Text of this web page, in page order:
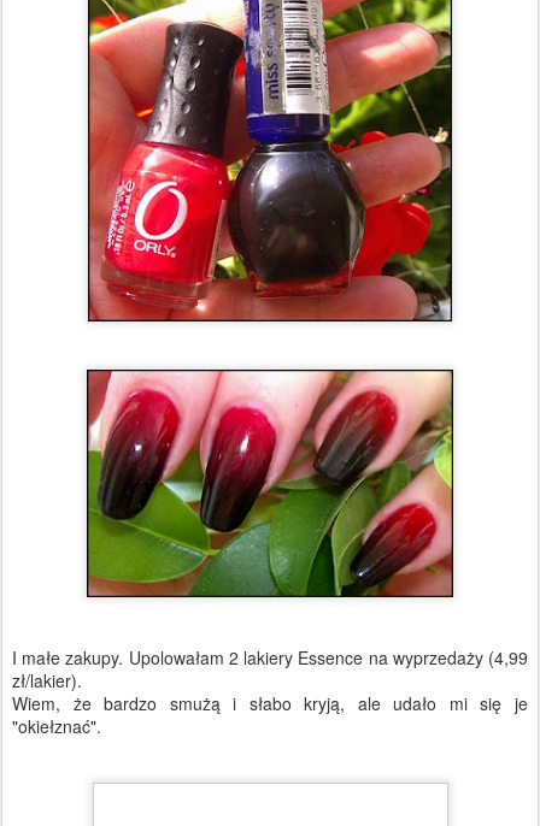
I małe zakupy. Upolowałam 2 lakiery Essence na wyprzedaży (4,99
zł/lakier).
Wiem, że bardzo smużą i słabo kryją, ale udało mi się je
"okiełznać".